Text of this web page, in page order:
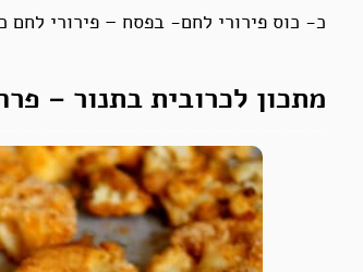
כ- כוס פירורי לחם- בפסח – פירורי
מתכון לכרובית בתנור –